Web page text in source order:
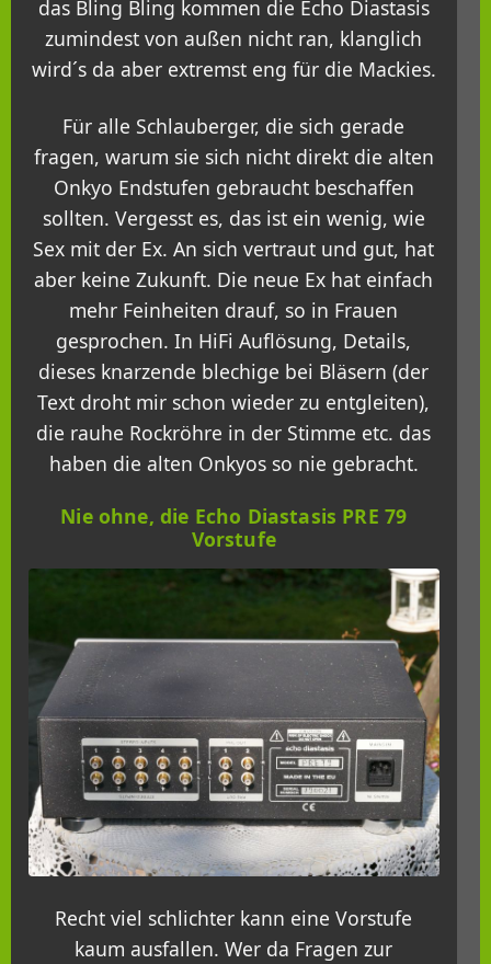
das Bling Bling kommen die Echo Diastasis
zumindest von außen nicht ran, klanglich
wird´s da aber extremst eng für die Mackies.
Für alle Schlauberger, die sich gerade
fragen, warum sie sich nicht direkt die alten
Onkyo Endstufen gebraucht beschaffen
sollten. Vergesst es, das ist ein wenig, wie
Sex mit der Ex. An sich vertraut und gut, hat
aber keine Zukunft. Die neue Ex hat einfach
mehr Feinheiten drauf, so in Frauen
gesprochen. In HiFi Auflösung, Details,
dieses knarzende blechige bei Bläsern (der
Text droht mir schon wieder zu entgleiten),
die rauhe Rockröhre in der Stimme etc. das
haben die alten Onkyos so nie gebracht.
Nie ohne, die Echo Diastasis PRE 79
Vorstufe
Recht viel schlichter kann eine Vorstufe
kaum ausfallen. Wer da Fragen zur